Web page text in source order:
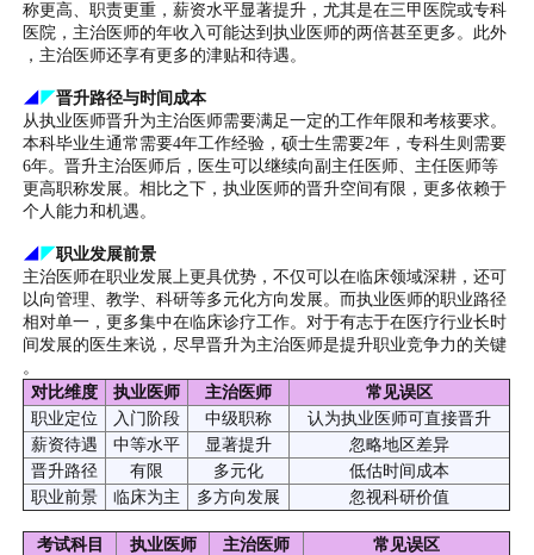
称更高、职责更重，薪资水平显著提升，尤其是在三甲医院或专科
医院，主治医师的年收入可能达到执业医师的两倍甚至更多。此外
，主治医师还享有更多的津贴和待遇。
◢ ◤晋升路径与时间成本
从执业医师晋升为主治医师需要满足一定的工作年限和考核要求。
本科毕业生通常需要4年工作经验，硕士生需要2年，专科生则需要
6年。晋升主治医师后，医生可以继续向副主任医师、主任医师等
更高职称发展。相比之下，执业医师的晋升空间有限，更多依赖于
个人能力和机遇。
◢ ◤职业发展前景
主治医师在职业发展上更具优势，不仅可以在临床领域深耕，还可
以向管理、教学、科研等多元化方向发展。而执业医师的职业路径
相对单一，更多集中在临床诊疗工作。对于有志于在医疗行业长时
间发展的医生来说，尽早晋升为主治医师是提升职业竞争力的关键
。
对比维度
执业医师 主治医师
常见误区
职业定位
入门阶段 中级职称
认为执业医师可直接晋升
薪资待遇
中等水平 显著提升
忽略地区差异
晋升路径
有限 多元化
低估时间成本
职业前景
临床为主 多方向发展 忽视科研价值
考试科目 执业医师 主治医师
常见误区